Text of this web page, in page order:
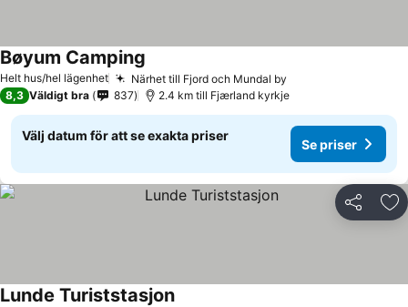
Helt hus/hel lägenhet Närhet till Fjord och Mundal by
Bøyum Camping
8,3 Väldigt bra 837 2.4 km till Fjærland kyrkje
Välj datum för att se exakta priser
Se priser
Dela
Lunde Turiststasjon